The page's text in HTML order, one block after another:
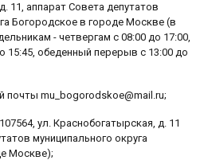
11, аппарат Совета депутатов
Богородское в городе Москве (в
- четвергам с 08:00 до 17:00,
15:45, обеденный перерыв с 13:00 до
почты mu_bogorodskoe@mail.ru;
ул. Краснобогатырская, д. 11
муниципального округа
Москве);